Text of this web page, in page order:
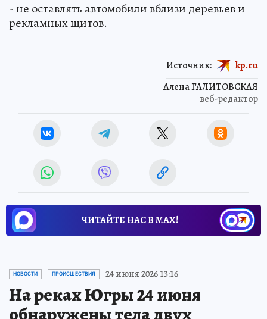
- не оставлять автомобили вблизи деревьев и
рекламных щитов.
Алена ГАЛИТОВСКАЯ
веб-редактор
Источник: kp.ru
ЧИТАЙТЕ НАС В МАХ!
НОВОСТИ ПРОИСШЕСТВИЯ 24 июня 2026 13:16
На реках Югры 24 июня